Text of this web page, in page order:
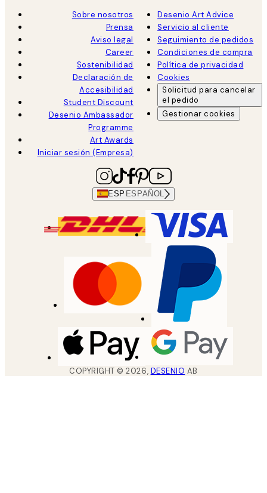
Sobre nosotros
Prensa
Aviso legal
Career
Sostenibilidad
Declaración de
Accesibilidad
Student Discount
Desenio Ambassador
Programme
Art Awards
Iniciar sesión (Empresa)
Desenio Art Advice
Servicio al cliente
Seguimiento de pedidos
Condiciones de compra
Política de privacidad
Cookies
Solicitud para cancelar
el pedido
Gestionar cookies
ESP ESPAÑOL
COPYRIGHT ©2026, DESENIO AB